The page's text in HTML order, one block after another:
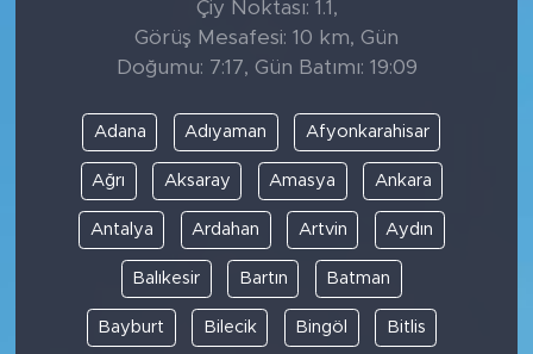
Çiy Noktası: 1.1,
Görüş Mesafesi: 10 km, Gün
Doğumu: 7:17, Gün Batımı: 19:09
Adana Adıyaman Afyonkarahisar
Ağrı Aksaray Amasya Ankara
Antalya Ardahan Artvin Aydın
Balıkesir Bartın Batman
Bayburt Bilecik Bingöl Bitlis